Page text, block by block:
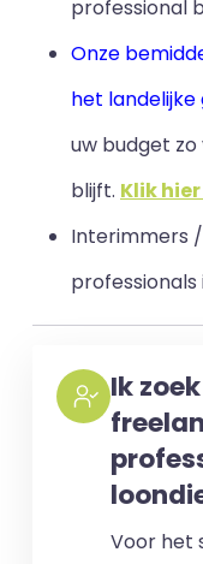
professional
Onze
het landelijke
uw budget
blijft. Klik
Interimmers
professionals
Ik
Voor het